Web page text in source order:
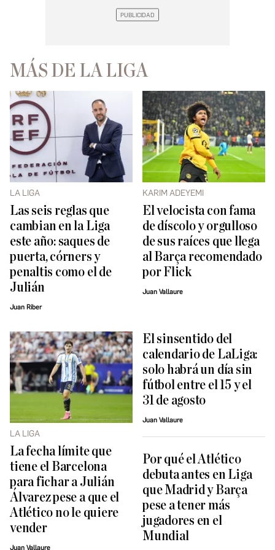
MÁS DE LA LIGA
LA LIGA
Las seis reglas que
cambian en la Liga
este año: saques de
puerta, córners y
penaltis como el de
Julián
Juan Riber
KARIM ADEYEMI
El velocista con fama
de díscolo y orgulloso
de sus raíces que llega
al Barça recomendado
por Flick
Juan Vallaure
LA LIGA
La fecha límite que
tiene el Barcelona
para fichar a Julián
Álvarez pese a que el
Atlético no le quiere
vender
Juan Vallaure
El sinsentido del
calendario de LaLiga:
solo habrá un día sin
fútbol entre el 15 y el
31 de agosto
Juan Vallaure
Por qué el Atlético
debuta antes en Liga
que Madrid y Barça
pese a tener más
jugadores en el
Mundial